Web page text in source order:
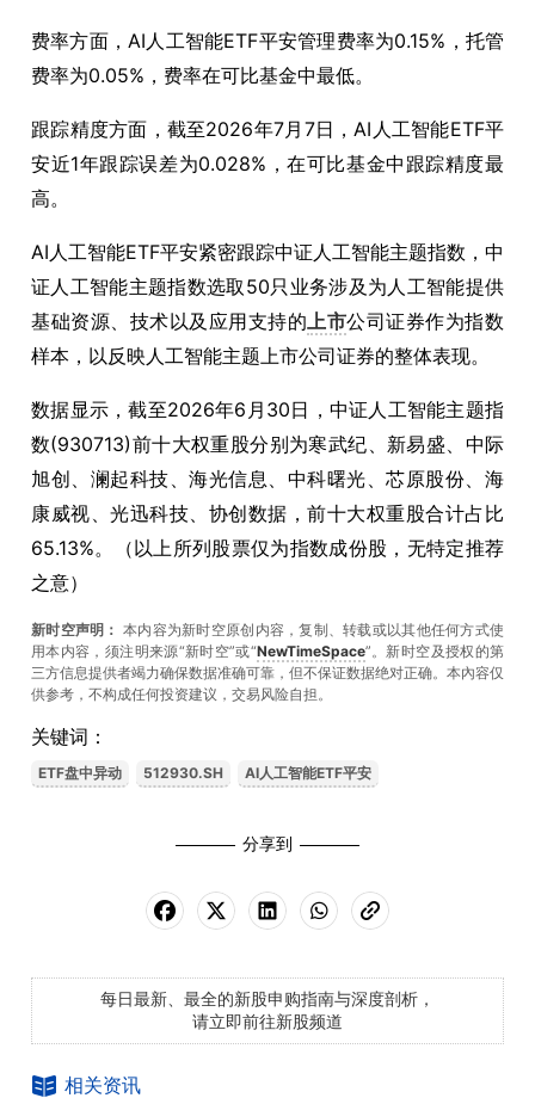
费率方面，AI人工智能ETF平安管理费率为0.15%，托管
费率为0.05%，费率在可比基金中最低。
跟踪精度方面，截至2026年7月7日，AI人工智能ETF平
安近1年跟踪误差为0.028%，在可比基金中跟踪精度最
高。
AI人工智能ETF平安紧密跟踪中证人工智能主题指数，中
证人工智能主题指数选取50只业务涉及为人工智能提供
基础资源、技术以及应用支持的上市公司证券作为指数
样本，以反映人工智能主题上市公司证券的整体表现。
数据显示，截至2026年6月30日，中证人工智能主题指
数(930713)前十大权重股分别为寒武纪、新易盛、中际
旭创、澜起科技、海光信息、中科曙光、芯原股份、海
康威视、光迅科技、协创数据，前十大权重股合计占比
65.13%。（以上所列股票仅为指数成份股，无特定推荐
之意）
新时空声明： 本内容为新时空原创内容，复制、转载或以其他任何方式使
用本内容，须注明来源“新时空”或“NewTimeSpace”。新时空及授权的第
三方信息提供者竭力确保数据准确可靠，但不保证数据绝对正确。本內容仅
供参考，不构成任何投资建议，交易风险自担。
关键词：
ETF盘中异动 512930.SH AI人工智能ETF平安
分享到
每日最新、最全的新股申购指南与深度剖析，
请立即前往新股频道
相关资讯